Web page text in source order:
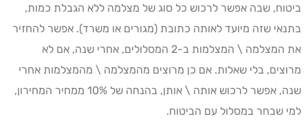
ביטוח, שבה אפשר לרכוש כל סוג של מצלמה ללא הגבלת כמות,
בתנאי שזה מיועד לאותה כתובת (מגורים או משרד). אפשר להחזיר
את המצלמה \ המצלמות ב-2 המסלולים, אחרי שנה, אם לא
מרוצים, בלי שאלות. אם כן מרוצים מהמצלמה \ מהמצלמות אחרי
שנה, אפשר לרכוש אותה \ אותן, בהנחה של 10% ממחיר המחירון,
למי שבחר במסלול עם הביטוח.